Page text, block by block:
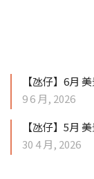
【氹仔】6月
9 6 月, 2026
【氹仔】5月
30 4 月, 2026